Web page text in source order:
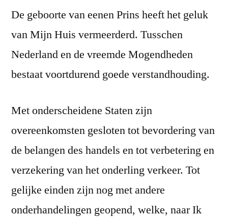
De geboorte van eenen Prins heeft het geluk
van Mijn Huis vermeerderd. Tusschen
Nederland en de vreemde Mogendheden
bestaat voortdurend goede verstandhouding.
Met onderscheidene Staten zijn
overeenkomsten gesloten tot bevordering van
de belangen des handels en tot verbetering en
verzekering van het onderling verkeer. Tot
gelijke einden zijn nog met andere
onderhandelingen geopend, welke, naar Ik